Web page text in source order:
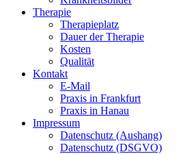
Therapie
Therapieplatz
Dauer der Therapie
Kosten
Qualität
Kontakt
E-Mail
Praxis in Frankfurt
Praxis in Hanau
Impressum
Datenschutz (Aushang)
Datenschutz (DSGVO)